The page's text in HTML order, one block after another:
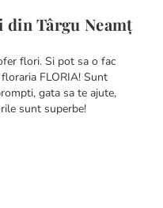
Târgu Neamț
flori. Si pot sa o fac
FLORIA! Sunt
gata sa te ajute,
sunt superbe!